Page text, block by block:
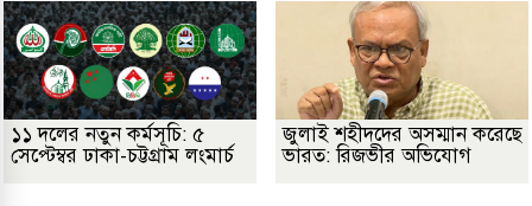
১১ দলের নতুন কর্মসূচি: ৫
সেপ্টেম্বর ঢাকা-চট্টগ্রাম লংমার্চ
জুলাই শহীদদের অসম্মান করেছে
ভারত: রিজভীর অভিযোগ